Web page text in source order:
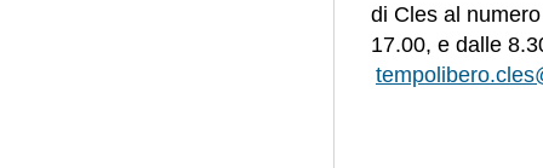
di Cles al
17.00, e dalle